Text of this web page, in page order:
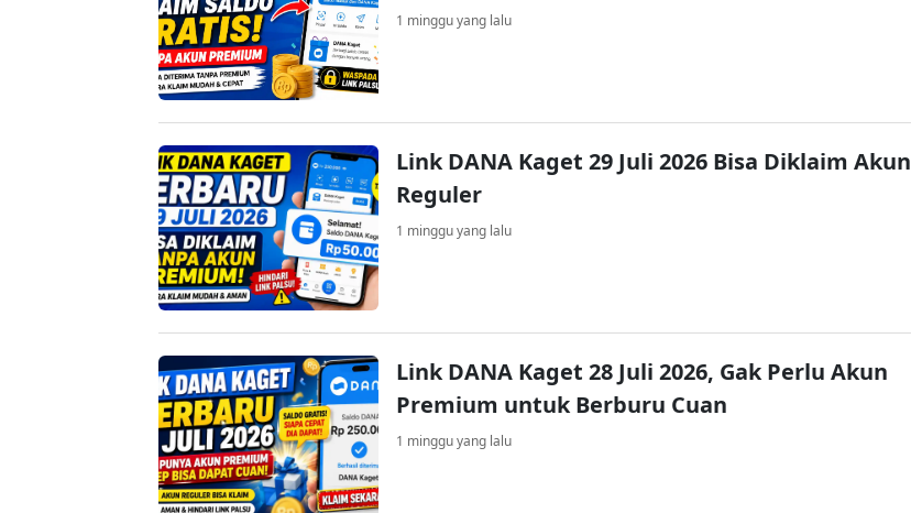
1 minggu yang lalu
Link DANA Kaget 29 Juli 2026 Bisa Diklaim Akun
Reguler
1 minggu yang lalu
Link DANA Kaget 28 Juli 2026, Gak Perlu Akun
Premium untuk Berburu Cuan
1 minggu yang lalu